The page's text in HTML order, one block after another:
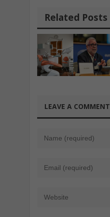
Related Posts
LEAVE A COMMENT